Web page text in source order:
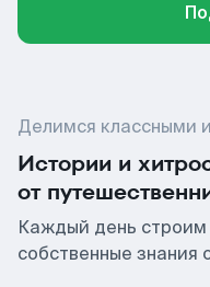
Делимся классными
Истории и
от
Каждый день строим
собственные знания